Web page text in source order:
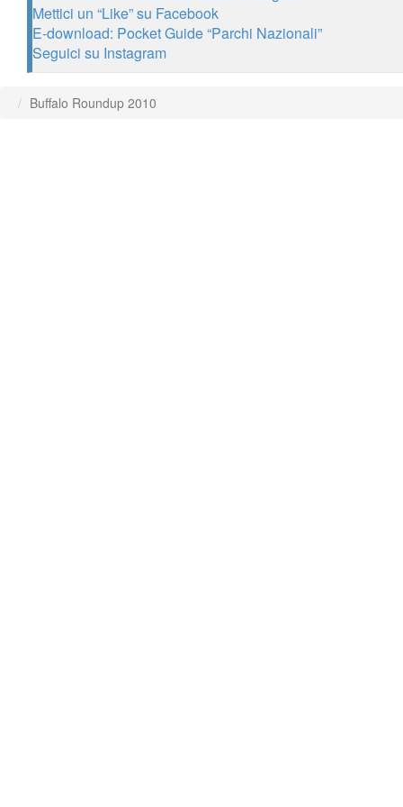
Mettici un “Like” su Facebook
E-download: Pocket Guide “Parchi Nazionali”
Seguici su Instagram
Buffalo Roundup 2010